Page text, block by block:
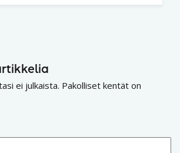
ei julkaista. Pakolliset kentät on